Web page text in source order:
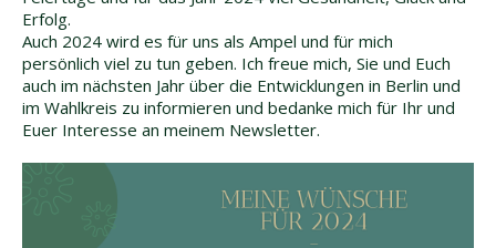
Erfolg.
Auch 2024 wird es für uns als Ampel und für mich
persönlich viel zu tun geben. Ich freue mich, Sie und Euch
auch im nächsten Jahr über die Entwicklungen in Berlin und
im Wahlkreis zu informieren und bedanke mich für Ihr und
Euer Interesse an meinem Newsletter.